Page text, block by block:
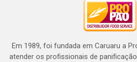
Em 1989, foi fundada em Caruaru a
atender os profissionais de